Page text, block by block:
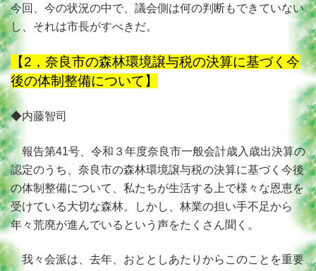
今回、今の状況の中で、議会側は何の判断もできていない
し、それは市長がすべきだ。
【2，奈良市の森林環境譲与税の決算に基づく今
後の体制整備について】
◆内藤智司
報告第41号、令和３年度奈良市一般会計歳入歳出決算の
認定のうち、奈良市の森林環境譲与税の決算に基づく今後
の体制整備について、私たちが生活する上で様々な恩恵を
受けている大切な森林。しかし、林業の担い手不足から
年々荒廃が進んでいるという声をたくさん聞く。
我々会派は、去年、おととしあたりからこのことを重要